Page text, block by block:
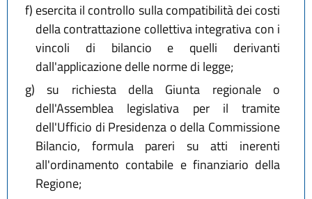
f) esercita il controllo sulla compatibilità dei costi
della contrattazione collettiva integrativa con i
vincoli di bilancio e quelli derivanti
dall'applicazione delle norme di legge;
g) su richiesta della Giunta regionale o
dell'Assemblea legislativa per il tramite
dell'Ufficio di Presidenza o della Commissione
Bilancio, formula pareri su atti inerenti
all'ordinamento contabile e finanziario della
Regione;